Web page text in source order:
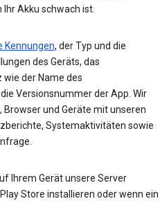
Akku schwach ist.
Kennungen, der Typ und die
des Geräts, das
der Name des
Versionsnummer der App. Wir
und Geräte mit unseren
Systemaktivitäten sowie
Ihrem Gerät unsere Server
Store installieren oder wenn ein